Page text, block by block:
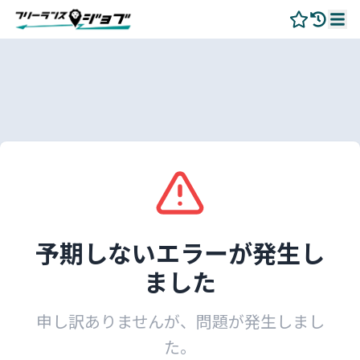
予期しないエラーが発生し
ました
申し訳ありませんが、問題が発生しまし
た。